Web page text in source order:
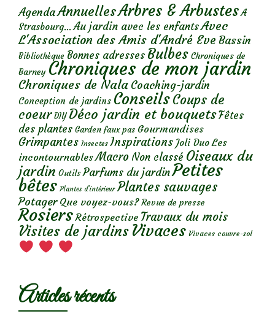
AgendaAnnuellesArbres & Arbustes A
Strasbourg... Au jardin avec les enfantsAvec
L'Association des Amis d'André Eve Bassin
Bibliothèque Bonnes adresses Bulbes Chroniques de
Barney Chroniques de mon jardin
Chroniques de Nala Coaching-jardin
Conception de jardins ConseilsCoups de
coeur DIY Déco jardin et bouquetsFêtes
des plantes Garden faux pas Gourmandises
Grimpantes Insectes Inspirations Joli Duo Les
incontournables Macro Non classé Oiseaux du
jardin Outils Parfums du jardinPetites
bêtes Plantes d’intérieur Plantes sauvages
Potager Que voyez-vous? Revue de presse
Rosiers Rétrospective Travaux du mois
Visites de jardins Vivaces Vivaces couvre-sol
Articles récents